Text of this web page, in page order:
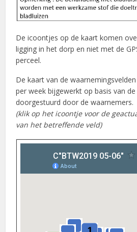
De icoontjes op de kaart komen
ligging in het dorp en niet met de
perceel.
De kaart van de
per week bijgewerkt op basis van de
doorgestuurd door de waarnemers.
(klik op het icoontje voor de
van het betreffende veld)